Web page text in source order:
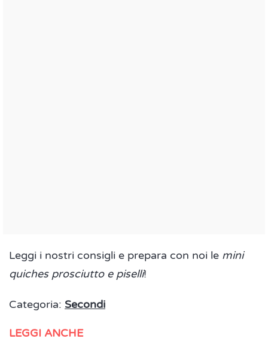
Leggi i nostri consigli e prepara con noi le mini
quiches prosciutto e piselli!
Categoria: Secondi
LEGGI ANCHE